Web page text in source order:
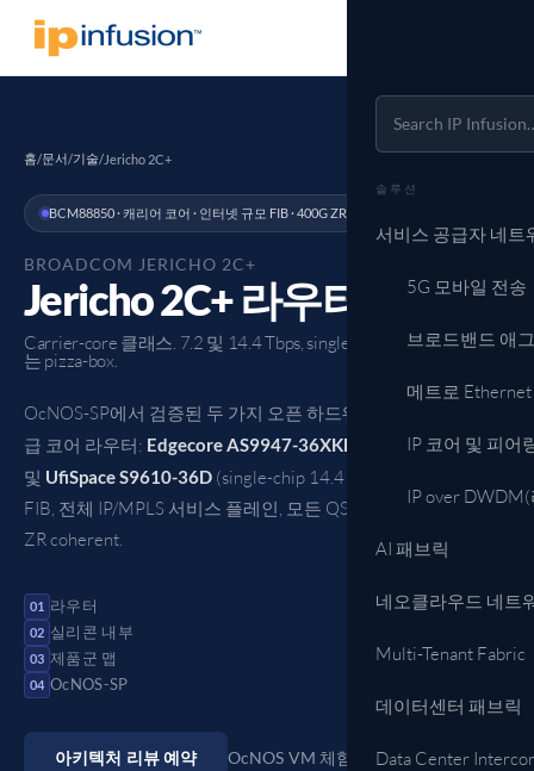
솔루션
서비스 공급자 네트
5G 모바일 전송
브로드밴드 애
메트로
IP 코어 및 피어
IP over
AI 패브릭
네오클라우드 네트
Multi-Tenant Fabric
데이터센터 패브릭
Data Center
홈/문서/기술/Jericho 2C+
BCM88850 · 캐리어 코어 · 인터넷 규모 FIB · 400G ZR 지원 준비 완료
BROADCOM JERICHO 2C+
Jericho 2C+ 라우터
Carrier-core 클래스. 7.2 및 14.4 Tbps, single-chip. 섀시를 대체하
는 pizza-box.
OcNOS-SP에서 검증된 두 가지 오픈 하드웨어 2RU 통신사업자
급 코어 라우터: Edgecore AS9947-36XKB
(단일 칩 7.2 Tbps)
및 UfiSpace S9610-36D (single-chip 14.4 Tbps). Internet-scale
FIB, 전체 IP/MPLS 서비스 플레인, 모든 QSFP-DD 포트의 400G
ZR coherent.
01 라우터
02 실리콘 내부
03 제품군 맵
04 OcNOS-SP
아키텍처 리뷰 예약 OcNOS VM 체험하기